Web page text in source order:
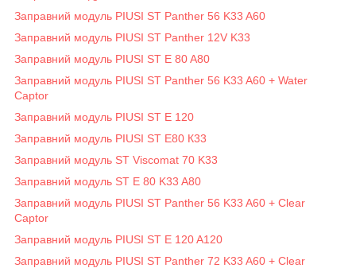
Заправний модуль PIUSI ST Panther 56 K33 A60
Заправний модуль PIUSI ST Panther 12V K33
Заправний модуль PIUSI ST E 80 A80
Заправний модуль PIUSI ST Panther 56 K33 A60 + Water
Captor
Заправний модуль PIUSI ST E 120
Заправний модуль PIUSI ST E80 К33
Заправний модуль ST Viscomat 70 K33
Заправний модуль ST E 80 K33 A80
Заправний модуль PIUSI ST Panther 56 K33 A60 + Clear
Captor
Заправний модуль PIUSI ST E 120 A120
Заправний модуль PIUSI ST Panther 72 K33 A60 + Clear